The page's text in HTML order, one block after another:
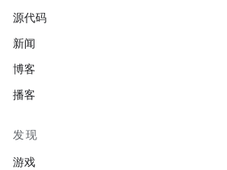
源代码
新闻
博客
播客
发现
游戏